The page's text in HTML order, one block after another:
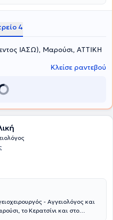
4
ΙΑΣΩ), Μαρούσι, ΑΤΤΙΚΗ
Κλείσε ραντεβού
- Αγγειολόγος και
το Κερατσίνι και στο